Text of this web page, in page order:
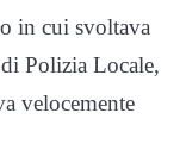
in cui svoltava
Polizia Locale,
velocemente